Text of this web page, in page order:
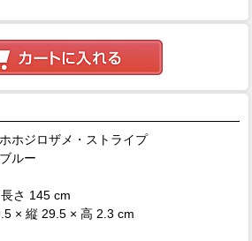
ホジロザメ・ストライプ
ルー
さ 145 cm
× 縦 29.5 × 高 2.3 cm